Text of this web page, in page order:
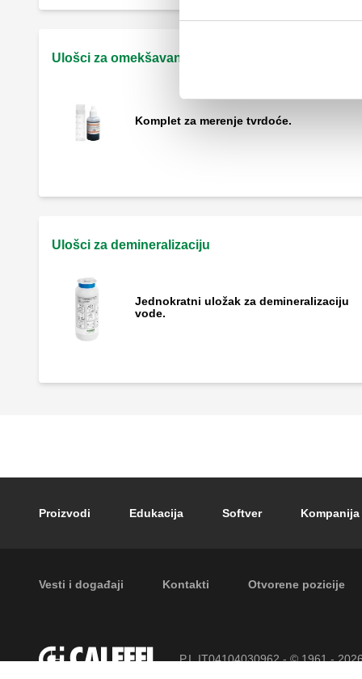
Ulošci za omekšavanje
Komplet za merenje tvrdoće.
Ulošci za demineralizaciju
Jednokratni uložak za demineralizaciju
vode.
Footer main navigation
Proizvodi Edukacija Softver Kompanija
Footer secondary navigation
Vesti i događaji Kontakti Otvorene pozicije
P.I. IT04104030962 - © 1961 -